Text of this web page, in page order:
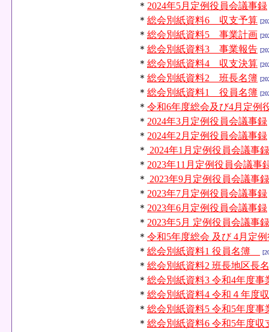
＊ 2024年5月定例役員会議事録
＊ 総会別紙資料6 収支予算
＊ 総会別紙資料5 事業計画
＊ 総会別紙資料3 事業報告
＊ 総会別紙資料4 収支決算
＊ 総会別紙資料2 班長名簿
＊ 総会別紙資料1 役員名簿
＊ 令和6年度総会及び4月定
＊ 2024年3月定例役員会議事録
＊ 2024年2月定例役員会議事録
＊ 2024年1月定例役員会議事録
＊ 2023年11月定例役員会議事
＊ 2023年9月定例役員会議事録
＊ 2023年7月定例役員会議事録
＊ 2023年6月定例役員会議事録
＊ 2023年5月 定例役員会議
＊ 令和5年度総会 及び 4月定
＊ 総会別紙資料1 役員名簿
＊ 総会別紙資料2 班長地区長
＊ 総会別紙資料3 令和4年度事
＊ 総会別紙資料4 令和４年度
＊ 総会別紙資料5 令和5年度事
＊ 総会別紙資料6 令和5年度収